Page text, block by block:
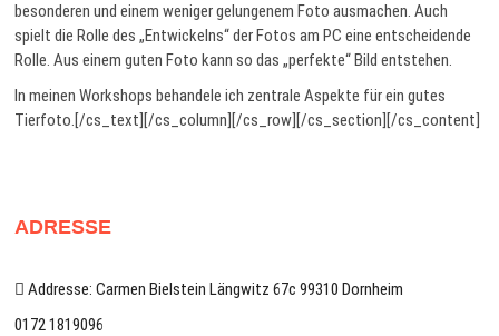
besonderen und einem weniger gelungenem Foto ausmachen. Auch
spielt die Rolle des „Entwickelns“ der Fotos am PC eine entscheidende
Rolle. Aus einem guten Foto kann so das „perfekte“ Bild entstehen.
In meinen Workshops behandele ich zentrale Aspekte für ein gutes
Tierfoto.[/cs_text][/cs_column][/cs_row][/cs_section][/cs_content]
ADRESSE
Addresse: Carmen Bielstein Längwitz 67c 99310 Dornheim
0172 1819096